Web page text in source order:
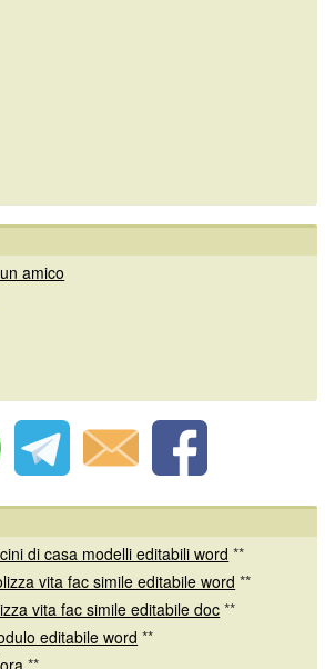
amico
di casa modelli editabili word **
vita fac simile editabile word **
vita fac simile editabile doc **
editabile word **
**